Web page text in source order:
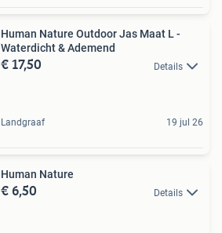
Human Nature Outdoor Jas Maat L -
Waterdicht & Ademend
€ 17,50 Details
Landgraaf 19 jul 26
Human Nature
€ 6,50 Details